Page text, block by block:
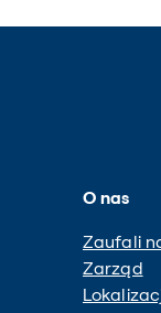
O nas
Zaufali
Zarząd